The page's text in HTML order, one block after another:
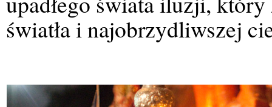
światła i najobrzydliwszej